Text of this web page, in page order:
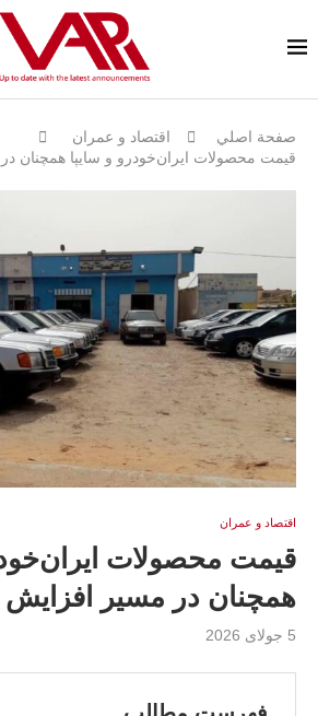
صفحة اصلي
اقتصاد و عمران
قیمت محصولات ایران‌خودرو و سایپا همچنان
اقتصاد و عمران
قیمت محصولات
همچنان در مسیر افزایش
5 جولای 2026